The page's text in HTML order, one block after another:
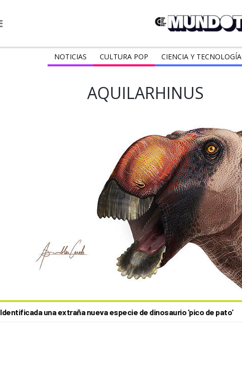
NOTICIAS CULTURA POP CIENCIA Y TECNOLOGÍA
AQUILARHINUS
Identificada una extraña nueva especie de dinosaurio ‘pico de pato’